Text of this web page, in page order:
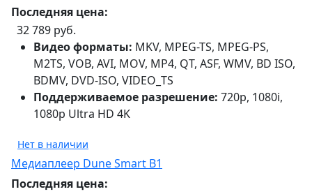
Последняя цена:
32 789 руб.
Видео форматы: MKV, MPEG-TS, MPEG-PS,
M2TS, VOB, AVI, MOV, MP4, QT, ASF, WMV, BD ISO,
BDMV, DVD-ISO, VIDEO_TS
Поддерживаемое разрешение: 720p, 1080i,
1080p Ultra HD 4K
Нет в наличии
Медиаплеер Dune Smart B1
Последняя цена: